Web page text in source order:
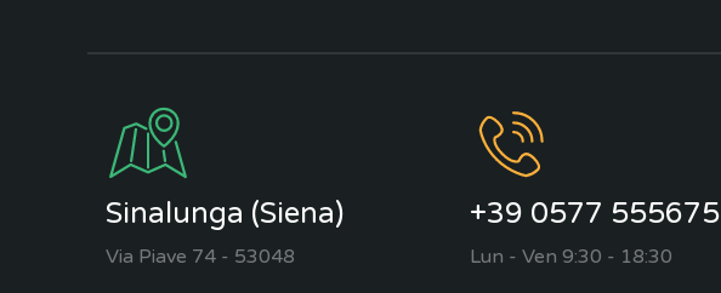
Sinalunga (Siena)
Via Piave 74 - 53048
+39 0577 555675
Lun - Ven 9:30 - 18:30